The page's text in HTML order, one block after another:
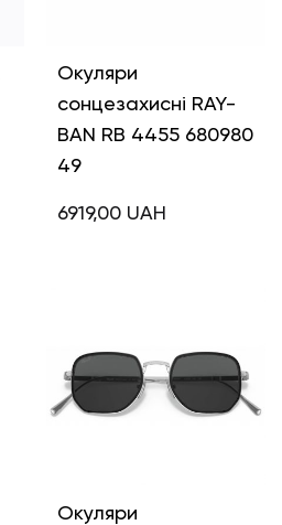
Окуляри
сонцезахисні RAY-
BAN RB 4455 680980
49
6919,00 UAH
Окуляри